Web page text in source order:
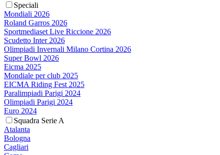
Speciali
Mondiali 2026
Roland Garros 2026
Sportmediaset Live Riccione 2026
Scudetto Inter 2026
Olimpiadi Invernali Milano Cortina 2026
Super Bowl 2026
Eicma 2025
Mondiale per club 2025
EICMA Riding Fest 2025
Paralimpiadi Parigi 2024
Olimpiadi Parigi 2024
Euro 2024
Squadra Serie A
Atalanta
Bologna
Cagliari